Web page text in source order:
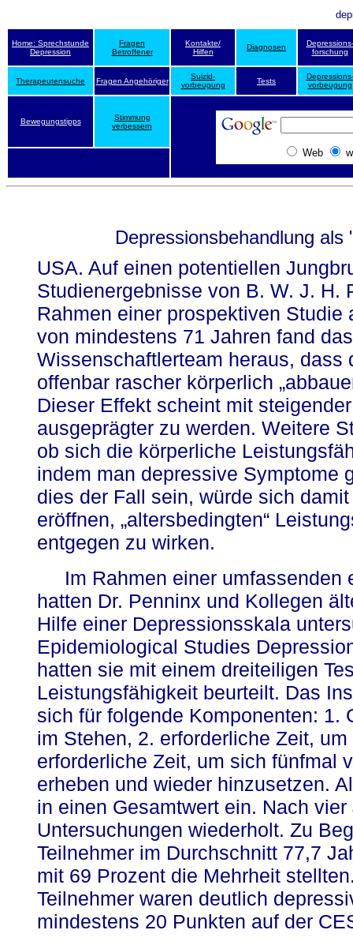
Home: Sprechstunde
Depression
Fragen
Betroffener
Kontakte/
Hilfen
Diagnosen
Depressions-
forschung
Therapeutensuche Fragen Angehöriger
Suizid-
vorbeugung
Tests
Depressions-
vorbeugung
Bewegungstipps
Stimmung
verbessern
Web
Depressionsbehandlung
USA. Auf einen potentiellen
Studienergebnisse von B. W. J. H.
Rahmen einer prospektiven Studie
von mindestens 71 Jahren fand
Wissenschaftlerteam heraus, dass
offenbar rascher körperlich
Dieser Effekt scheint mit
ausgeprägter zu werden. Weitere
ob sich die körperliche
indem man depressive Symptome
dies der Fall sein, würde sich
eröffnen, „altersbedingten“
entgegen zu wirken.
Im Rahmen einer
hatten Dr. Penninx und Kollegen
Hilfe einer Depressionsskala
Epidemiological Studies
hatten sie mit einem dreiteiligen
Leistungsfähigkeit beurteilt. Das
sich für folgende Komponenten: 1.
im Stehen, 2. erforderliche Zeit,
erforderliche Zeit, um sich fünfmal
erheben und wieder hinzusetzen.
in einen Gesamtwert ein. Nach
Untersuchungen wiederholt. Zu
Teilnehmer im Durchschnitt 77,7
mit 69 Prozent die Mehrheit
Teilnehmer waren deutlich
mindestens 20 Punkten auf der